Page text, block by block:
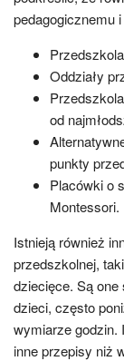
pedagogicznemu
Oddziały
od
punkty
Placówki o
Montessori.
Istnieją również
przedszkolnej,
dziecięce. Są
dzieci, często
wymiarze godzin.
inne przepisy niż